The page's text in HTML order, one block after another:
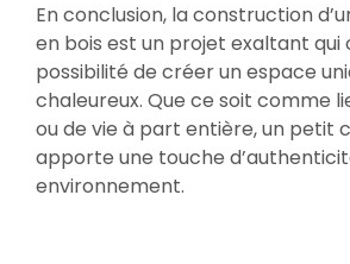
En conclusion, la construction
en bois est un projet exaltant qui
possibilité de créer un espace
chaleureux. Que ce soit comme
ou de vie à part entière, un petit
apporte une touche
environnement.